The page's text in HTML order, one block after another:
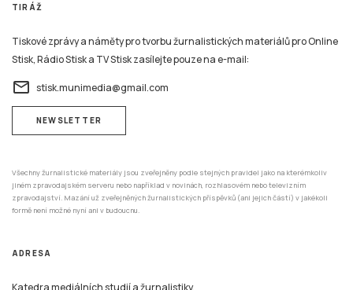
TIRÁŽ
Tiskové zprávy a náměty pro tvorbu žurnalistických materiálů pro Online
Stisk, Rádio Stisk a TV Stisk zasílejte pouze na e-mail:
email stisk.munimedia@gmail.com
NEWSLETTER
Všechny žurnalistické materiály jsou zveřejněny podle stejných pravidel jako na kterémkoliv
jiném zpravodajském serveru nebo například v novinách, rozhlasovém nebo televizním
zpravodajství. Mazání už zveřejněných žurnalistických příspěvků (ani jejich částí) v jakékoli
formě není možné nyní ani v budoucnu.
ADRESA
Katedra mediálních studií a žurnalistiky,